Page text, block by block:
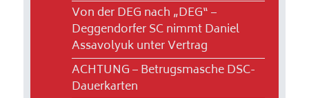
Von der DEG nach „DEG“ –
Deggendorfer SC nimmt Daniel
Assavolyuk unter Vertrag
ACHTUNG – Betrugsmasche DSC-
Dauerkarten